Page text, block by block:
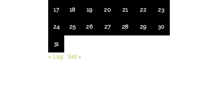
17 18 19 20 21 22 23
24 25 26 27 28 29 30
31
« Lug
Set »